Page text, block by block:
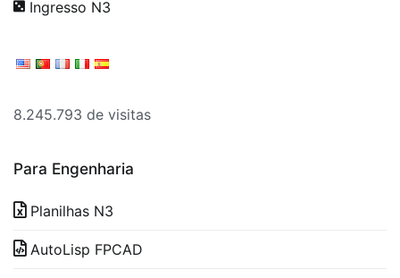
Ingresso N3
8.245.793 de visitas
Para Engenharia
Planilhas N3
AutoLisp FPCAD